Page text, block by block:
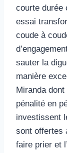
courte durée
essai
coude à
sauter la
manière
Miranda
pénalité en
investissent
sont offertes
faire prier et